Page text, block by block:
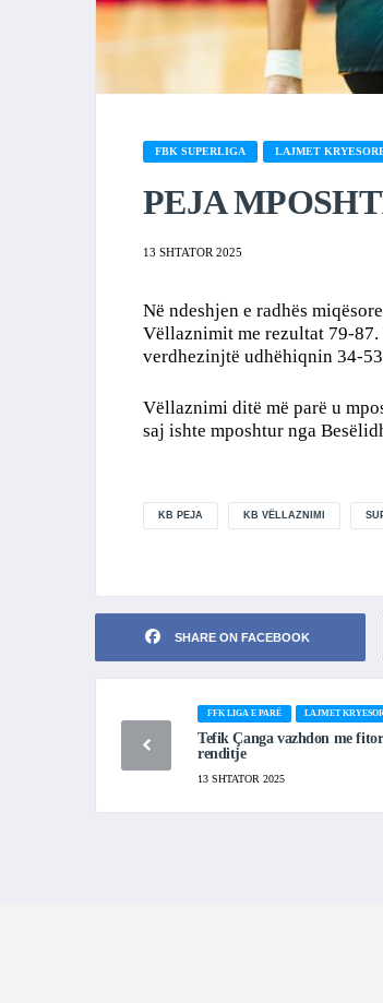
FBK SUPERLIGA LAJMET
PEJA
13 SHTATOR 2025
Në ndeshjen e radhës
Vëllaznimit me rezultat 79-87.
verdhezinjtë udhëhiqnin 34-
Vëllaznimi ditë më parë u
saj ishte mposhtur nga
KB PEJA KB VËLLAZNIMI
SHARE ON FACEBOOK
FFK LIGA E PARË LAJMET
Tefik Çanga vazhdon me
renditje
13 SHTATOR 2025